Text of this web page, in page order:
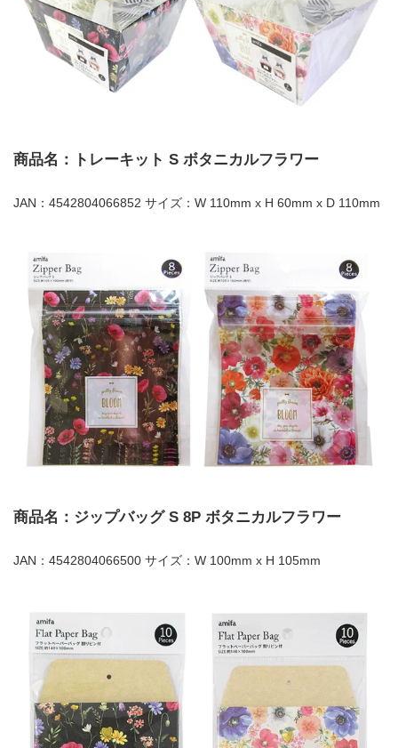
商品名：トレーキット S ボタニカルフラワー
JAN：4542804066852 サイズ：W 110mm x H 60mm x D 110mm
商品名：ジップバッグ S 8P ボタニカルフラワー
JAN：4542804066500 サイズ：W 100mm x H 105mm